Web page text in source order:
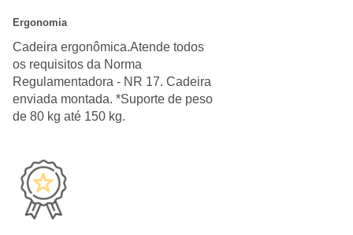
Ergonomia
Cadeira ergonômica.Atende todos
os requisitos da Norma
Regulamentadora - NR 17. Cadeira
enviada montada. *Suporte de peso
de 80 kg até 150 kg.